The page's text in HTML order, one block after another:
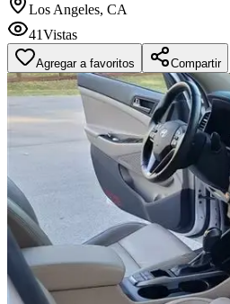
Los Angeles, CA
41Vistas
Agregar a favoritos Compartir